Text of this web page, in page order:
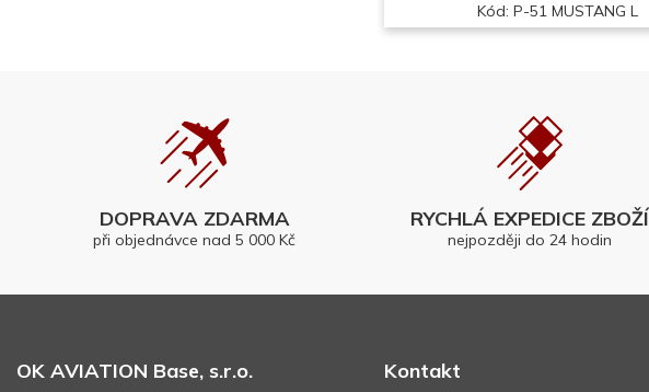
Kód: P-51 MUSTANG L
DOPRAVA ZDARMA
při objednávce nad 5 000 Kč
RYCHLÁ EXPEDICE ZBOŽÍ
nejpozději do 24 hodin
OK AVIATION Base, s.r.o. Kontakt